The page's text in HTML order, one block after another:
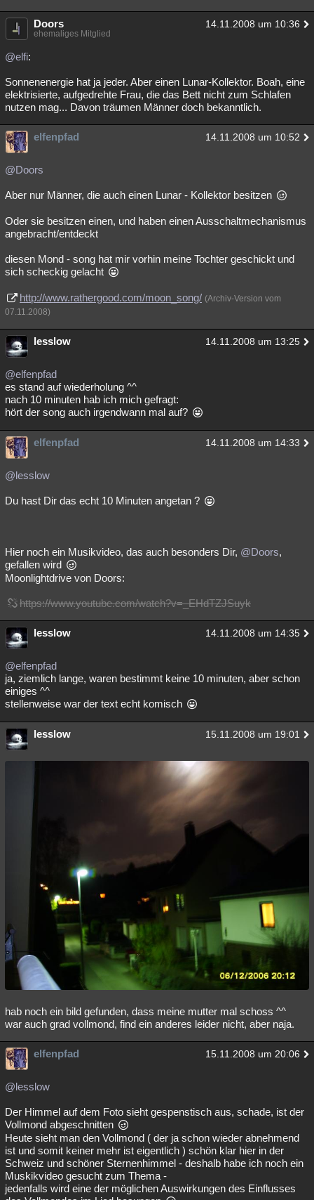
Doors 14.11.2008 um 10:36
ehemaliges Mitglied
@elfi:
Sonnenenergie hat ja jeder. Aber einen Lunar-Kollektor. Boah, eine
elektrisierte, aufgedrehte Frau, die das Bett nicht zum Schlafen
nutzen mag... Davon träumen Männer doch bekanntlich.
elfenpfad 14.11.2008 um 10:52
@Doors
Aber nur Männer, die auch einen Lunar - Kollektor besitzen
Oder sie besitzen einen, und haben einen Ausschaltmechanismus
angebracht/entdeckt
diesen Mond - song hat mir vorhin meine Tochter geschickt und
sich scheckig gelacht
http://www.rathergood.com/moon_song/ (Archiv-Version vom
07.11.2008)
lesslow 14.11.2008 um 13:25
@elfenpfad
es stand auf wiederholung ^^
nach 10 minuten hab ich mich gefragt:
hört der song auch irgendwann mal auf?
elfenpfad 14.11.2008 um 14:33
@lesslow
Du hast Dir das echt 10 Minuten angetan ?
Hier noch ein Musikvideo, das auch besonders Dir, @Doors,
gefallen wird
Moonlightdrive von Doors:
https://www.youtube.com/watch?v=_EHdTZJSuyk
lesslow 14.11.2008 um 14:35
@elfenpfad
ja, ziemlich lange, waren bestimmt keine 10 minuten, aber schon
einiges ^^
stellenweise war der text echt komisch
lesslow 15.11.2008 um 19:01
hab noch ein bild gefunden, dass meine mutter mal schoss ^^
war auch grad vollmond, find ein anderes leider nicht, aber naja.
elfenpfad 15.11.2008 um 20:06
@lesslow
Der Himmel auf dem Foto sieht gespenstisch aus, schade, ist der
Vollmond abgeschnitten
Heute sieht man den Vollmond ( der ja schon wieder abnehmend
ist und somit keiner mehr ist eigentlich ) schön klar hier in der
Schweiz und schöner Sternenhimmel - deshalb habe ich noch ein
Muskikvideo gesucht zum Thema -
jedenfalls wird eine der möglichen Auswirkungen des Einflusses